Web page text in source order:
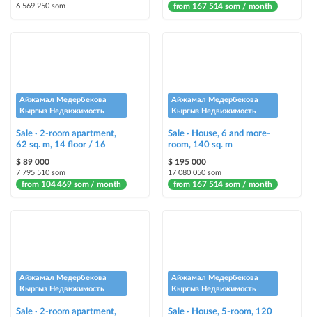
6 569 250 som from 167 514 som / month
Айжамал Медербекова
Кыргыз Недвижимость
Sale · 2-room apartment,
62 sq. m, 14 floor / 16
$ 89 000
7 795 510 som
from 104 469 som / month
Айжамал Медербекова
Кыргыз Недвижимость
Sale · House, 6 and more-
room, 140 sq. m
$ 195 000
17 080 050 som
from 167 514 som / month
Айжамал Медербекова
Кыргыз Недвижимость
Sale · 2-room apartment,
Айжамал Медербекова
Кыргыз Недвижимость
Sale · House, 5-room, 120